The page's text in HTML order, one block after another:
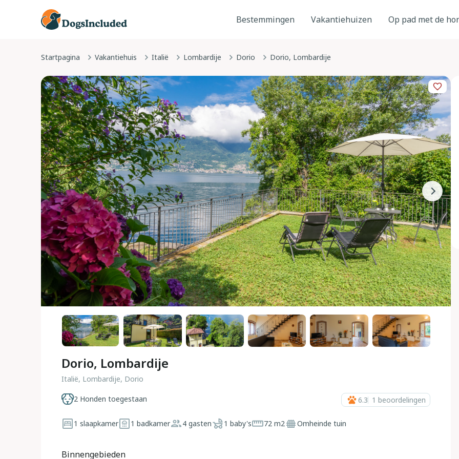
Bestemmingen Vakantiehuizen Op pad met de
Startpagina Vakantiehuis Italië Lombardije Dorio Dorio, Lombardije
Dorio, Lombardije
Italië, Lombardije, Dorio
6.3 1 beoordelingen
2 Honden toegestaan
1 slaapkamer 1 badkamer 4 gasten 1 baby's 72 m2 Omheinde tuin
Binnengebieden